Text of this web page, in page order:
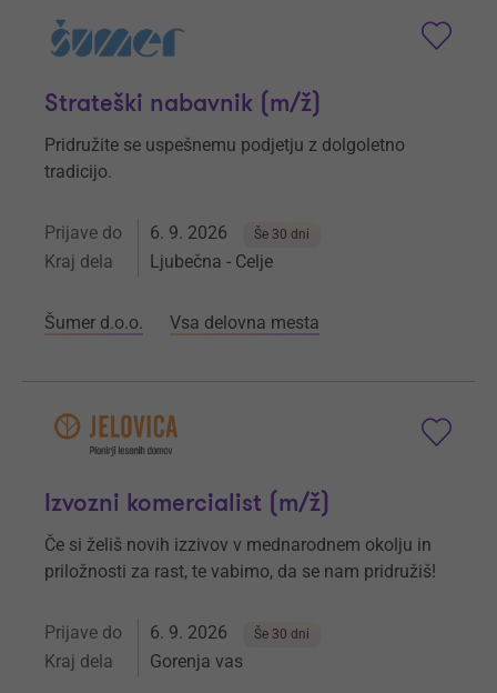
Strateški nabavnik (m/ž)
Pridružite se uspešnemu podjetju z dolgoletno
tradicijo.
Prijave do 6. 9. 2026 Še 30 dni
Kraj dela Ljubečna - Celje
Šumer d.o.o. Vsa delovna mesta
Izvozni komercialist (m/ž)
Če si želiš novih izzivov v mednarodnem okolju in
priložnosti za rast, te vabimo, da se nam pridružiš!
Prijave do 6. 9. 2026 Še 30 dni
Kraj dela Gorenja vas